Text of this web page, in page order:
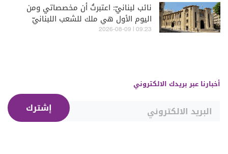
نائب لبنانيّ: اعتبرتُ أن مخصصاتي ومن
اليوم الأول هي ملك للشعب اللبنانيّ
09:23 | 2026-08-09
أخبارنا عبر بريدك الالكتروني
إشترك